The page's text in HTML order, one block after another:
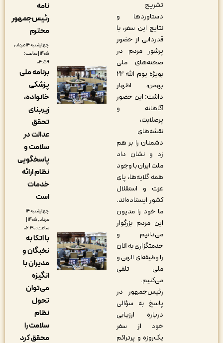
دستاوردها و
نتایج این سفر، با
قدردانی از حضور
پرشور مردم در
صحنه‌های ملی
بویژه یوم الله ۲۲
بهمن، اظهار
داشت: این حضور
آگاهانه و
پرصلابت،
نقشه‌های
دشمنان را بر هم
زد و نشان داد
ملت ایران با وجود
همه گلایه‌ها، پای
عزت و استقلال
کشور ایستاده‌اند.
ما خود را مدیون
این مردم بزرگوار
می‌دانیم و
خدمتگزاری به آنان
را وظیفه‌ای الهی و
ملی تلقی
می‌کنیم.
رئیس‌جمهور در
پاسخ به سؤالی
درباره ارزیابی
خود از سفر
یک‌روزه و پرتراکم
رئیس‌جمهور
چهارشنبه ۱۴ مرداد,
۱۴۰۵ | ساعت:
برنامه ملی
پزشکی
خانواده،
عدالت در
سلامت و
پاسخگویی
نظام ارائه
چهارشنبه ۱۴
مرداد, ۱۴۰۵ |
با اتکا به
نخبگان و
مدیران با
می‌توان
سلامت را
محقق کرد